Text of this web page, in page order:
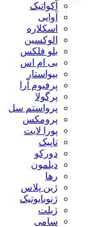
آکواتیک
آوایی
اسکلاره
الوکسین
بلو فلکس
بی ام اس
بیواستار
پرفیوم آرا
پرگولا
پرواستم سل
پرومکس
پورا لایت
تاپیک
دورکو
دیلمون
رها
ژبن پلاس
ژنوبایوتیک
ژیلت
سامی